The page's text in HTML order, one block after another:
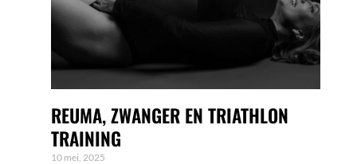
REUMA, ZWANGER EN TRIATHLON
TRAINING
10 mei, 2025